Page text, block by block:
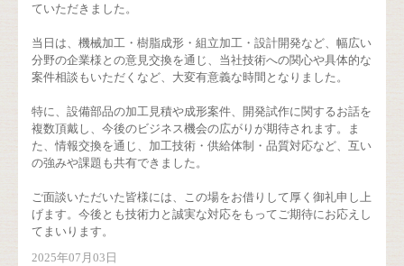
ていただきました。
当日は、機械加工・樹脂成形・組立加工・設計開発など、幅広い
分野の企業様との意見交換を通じ、当社技術への関心や具体的な
案件相談もいただくなど、大変有意義な時間となりました。
特に、設備部品の加工見積や成形案件、開発試作に関するお話を
複数頂戴し、今後のビジネス機会の広がりが期待されます。ま
た、情報交換を通じ、加工技術・供給体制・品質対応など、互い
の強みや課題も共有できました。
ご面談いただいた皆様には、この場をお借りして厚く御礼申し上
げます。今後とも技術力と誠実な対応をもってご期待にお応えし
てまいります。
2025年07月03日